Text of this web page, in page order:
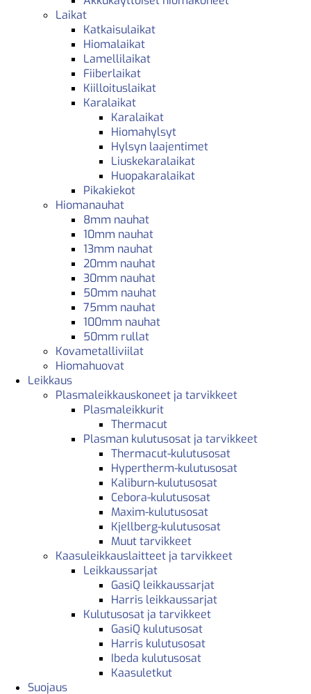
Laikat
Katkaisulaikat
Hiomalaikat
Lamellilaikat
Fiiberlaikat
Kiilloituslaikat
Karalaikat
Karalaikat
Hiomahylsyt
Hylsyn laajentimet
Liuskekaralaikat
Huopakaralaikat
Pikakiekot
Hiomanauhat
8mm nauhat
10mm nauhat
13mm nauhat
20mm nauhat
30mm nauhat
50mm nauhat
75mm nauhat
100mm nauhat
50mm rullat
Kovametalliviilat
Hiomahuovat
Leikkaus
Plasmaleikkauskoneet ja tarvikkeet
Plasmaleikkurit
Thermacut
Plasman kulutusosat ja tarvikkeet
Thermacut-kulutusosat
Hypertherm-kulutusosat
Kaliburn-kulutusosat
Cebora-kulutusosat
Maxim-kulutusosat
Kjellberg-kulutusosat
Muut tarvikkeet
Kaasuleikkauslaitteet ja tarvikkeet
Leikkaussarjat
GasiQ leikkaussarjat
Harris leikkaussarjat
Kulutusosat ja tarvikkeet
GasiQ kulutusosat
Harris kulutusosat
Ibeda kulutusosat
Kaasuletkut
Suojaus